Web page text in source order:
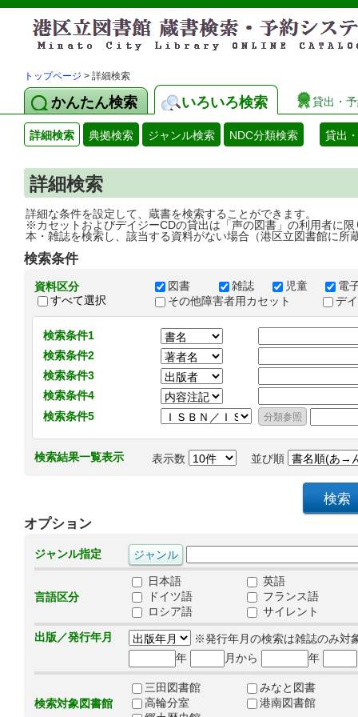
トップページ > 詳細検索
かんたん検索 いろいろ検索 貸出・
詳細検索 典拠検索 ジャンル検索 NDC分類検索 貸出
詳細検索
詳細な条件を設定して、蔵書を検索することができます。
※カセットおよびデイジーCDの貸出は「声の図書」の利用者に限
本・雑誌を検索し、該当する資料がない場合（港区立図書館に所
検索条件
資料区分
すべて選択
図書 雑誌 児童
電
その他障害者用カセット
デ
検索条件1
検索条件2
検索条件3
検索条件4
検索条件5
検索結果一覧表示 表示数 並び順
オプション
ジャンル指定
言語区分
日本語
英語
ドイツ語
フランス語
ロシア語
サイレント
出版／発行年月
※発行年月の検索は雑誌のみ対
年
月から 年
検索対象図書館
三田図書館
みなと図書
高輪分室
港南図書館